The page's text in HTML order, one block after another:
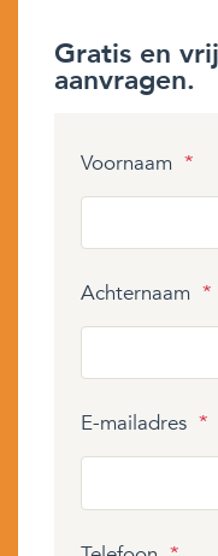
Gratis en
aanvragen.
Voornaam *
Achternaam *
E-mailadres *